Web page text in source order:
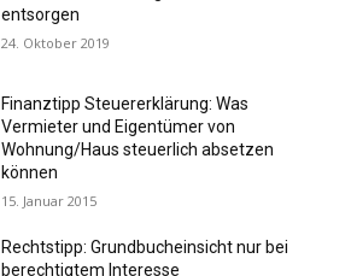
entsorgen
24. Oktober 2019
Finanztipp Steuererklärung: Was
Vermieter und Eigentümer von
Wohnung/Haus steuerlich absetzen
können
15. Januar 2015
Rechtstipp: Grundbucheinsicht nur bei
berechtigtem Interesse